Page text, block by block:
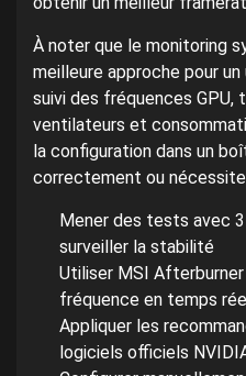
À noter que le monitoring
meilleure approche pour
suivi des fréquences
ventilateurs et
la configuration dans un
correctement ou
Mener des tests avec
surveiller la stabilité
Utiliser MSI
fréquence en temps réel
Appliquer les
logiciels officiels